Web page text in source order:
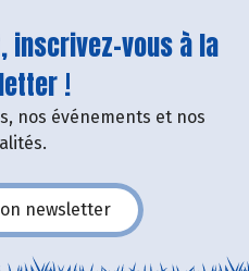
inscrivez-vous à la
!
nos événements et nos
newsletter